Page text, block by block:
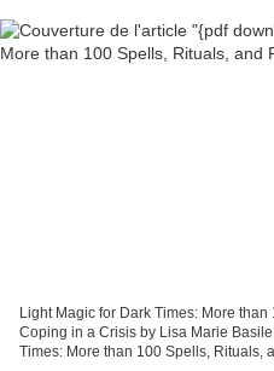
Light Magic for Dark Times: More
Coping in a Crisis by Lisa Marie
Times: More than 100 Spells, Rituals,